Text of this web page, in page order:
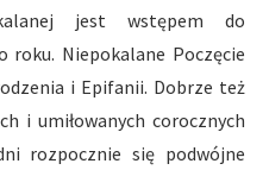
jest wstępem do
roku. Niepokalane Poczęcie
i Epifanii. Dobrze też
i umiłowanych corocznych
rozpocznie się podwójne